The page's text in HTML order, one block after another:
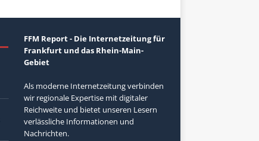
FFM Report - Die Internetzeitung für
Frankfurt und das Rhein-Main-
Gebiet
Als moderne Internetzeitung verbinden
wir regionale Expertise mit digitaler
Reichweite und bietet unseren Lesern
verlässliche Informationen und
Nachrichten.